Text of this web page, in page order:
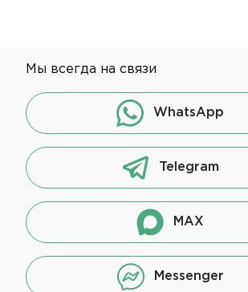
Мы всегда на связи
WhatsApp
Telegram
MAX
Messenger